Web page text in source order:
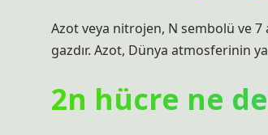
Azot veya nitrojen, N sembolü ve
gazdır. Azot, Dünya atmosferinin
2n hücre ne